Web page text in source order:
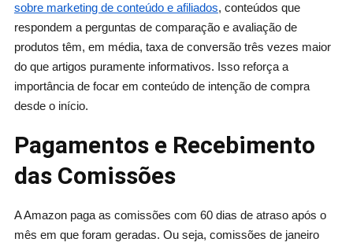
sobre marketing de conteúdo e afiliados, conteúdos que
respondem a perguntas de comparação e avaliação de
produtos têm, em média, taxa de conversão três vezes maior
do que artigos puramente informativos. Isso reforça a
importância de focar em conteúdo de intenção de compra
desde o início.
Pagamentos e Recebimento
das Comissões
A Amazon paga as comissões com 60 dias de atraso após o
mês em que foram geradas. Ou seja, comissões de janeiro